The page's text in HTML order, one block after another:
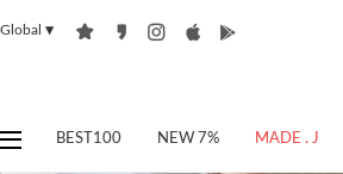
Global ▼
BEST100 NEW 7% MADE . J